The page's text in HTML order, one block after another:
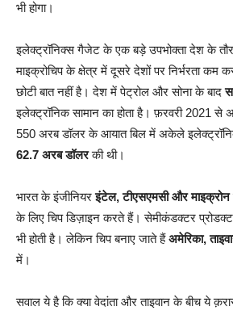
भी होगा।
इलेक्ट्रॉनिक्स गैजेट के एक बड़े उपभोक्ता देश के
माइक्रोचिप के क्षेत्र में दूसरे देशों पर निर्भरता कम
छोटी बात नहीं है। देश में पेट्रोल और सोना के बाद
इलेक्ट्रॉनिक सामान का होता है। फ़रवरी 2021
550 अरब डॉलर के आयात बिल में अकेले
62.7 अरब डॉलरकी थी।
भारत के इंजीनियरइंटेल, टीएसएमसी और माइक्रोन
के लिए चिप डिज़ाइन करते हैं। सेमीकंडक्टर
भी होती है। लेकिन चिप बनाए जाते हैंअमेरिका,
में।
सवाल ये है कि क्या वेदांता और ताइवान के बीच ये